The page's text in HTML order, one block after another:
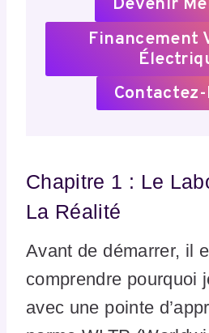
Devenir
Financement
Chapitre 1 : Le
La Réalité
Avant de démarrer, il
comprendre pourquoi
avec une pointe